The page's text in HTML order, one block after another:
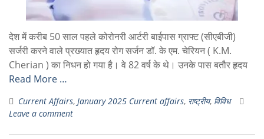
देश में करीब 50 साल पहले कोरोनरी आर्टरी बाईपास ग्राफ्ट (सीएबीजी)
सर्जरी करने वाले प्रख्यात हृदय रोग सर्जन डॉ. के एम. चेरियन ( K.M.
Cherian ) का निधन हो गया है। वे 82 वर्ष के थे। उनके पास बतौर हृदय
Read More …
Current Affairs, January 2025 Current affairs, राष्ट्रीय, विविध
Leave a comment